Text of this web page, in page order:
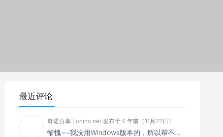
最近评论
奇诺分享 | ccino.net 发布于 6 年前（11月22日）
惭愧~~我没用Windows版本的，所以帮不了你~~